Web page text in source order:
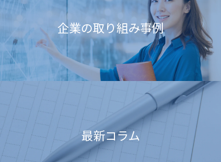
企業の取り組み事例
最新コラム